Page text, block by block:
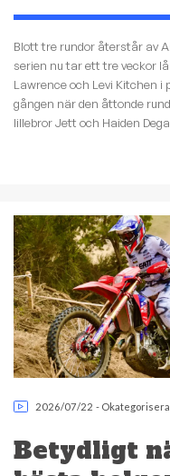
Blott tre rundor återstår av
serien nu tar ett tre veckor
Lawrence och Levi Kitchen
gången när den åttonde
lillebror Jett och Haiden
2026/07/22 -
Betydligt